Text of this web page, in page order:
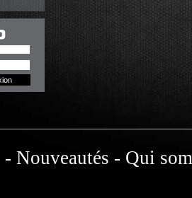
- Nouveautés - Qui